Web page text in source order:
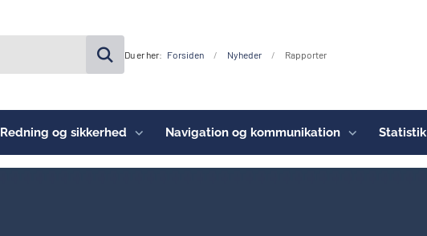
Du er her: Forsiden Nyheder Rapporter
Redning og sikkerhed Navigation og kommunikation Statistik